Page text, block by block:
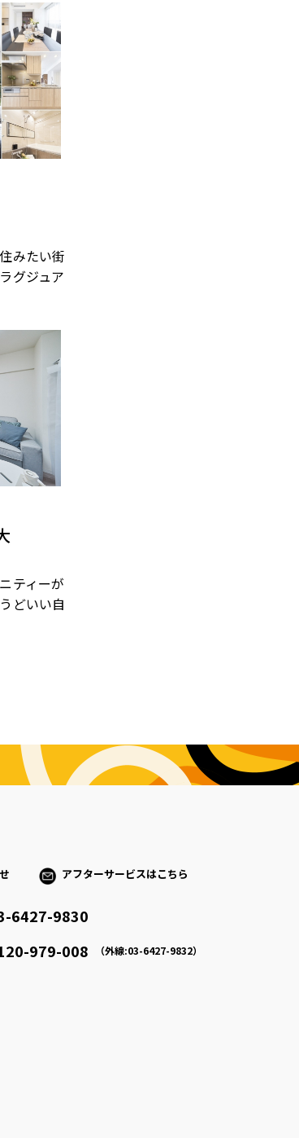
みたい街
グジュア
ティーが
どいい自
アフターサービスはこちら
6427-9830
979-008 （外線:03-6427-9832）